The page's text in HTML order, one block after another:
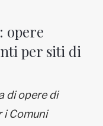
opere
per siti di
di opere di
i Comuni